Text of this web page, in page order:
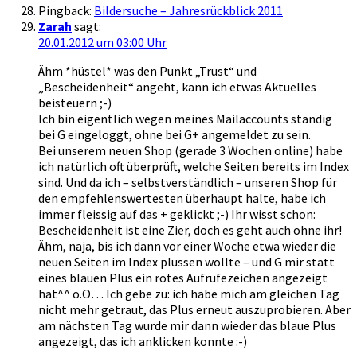
Pingback: Bildersuche – Jahresrückblick 2011
Zarah sagt:
20.01.2012 um 03:00 Uhr
Ähm *hüstel* was den Punkt „Trust“ und
„Bescheidenheit“ angeht, kann ich etwas Aktuelles
beisteuern ;-)
Ich bin eigentlich wegen meines Mailaccounts ständig
bei G eingeloggt, ohne bei G+ angemeldet zu sein.
Bei unserem neuen Shop (gerade 3 Wochen online) habe
ich natürlich oft überprüft, welche Seiten bereits im Index
sind. Und da ich – selbstverständlich – unseren Shop für
den empfehlenswertesten überhaupt halte, habe ich
immer fleissig auf das + geklickt ;-) Ihr wisst schon:
Bescheidenheit ist eine Zier, doch es geht auch ohne ihr!
Ähm, naja, bis ich dann vor einer Woche etwa wieder die
neuen Seiten im Index plussen wollte – und G mir statt
eines blauen Plus ein rotes Aufrufezeichen angezeigt
hat^^ o.O… Ich gebe zu: ich habe mich am gleichen Tag
nicht mehr getraut, das Plus erneut auszuprobieren. Aber
am nächsten Tag wurde mir dann wieder das blaue Plus
angezeigt, das ich anklicken konnte :-)